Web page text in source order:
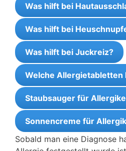
Was hilft bei
Was hilft bei
Was hilft bei Juckreiz?
Welche Allergietabletten
Staubsauger für
Sonnencreme für
Sobald man eine Diagnose